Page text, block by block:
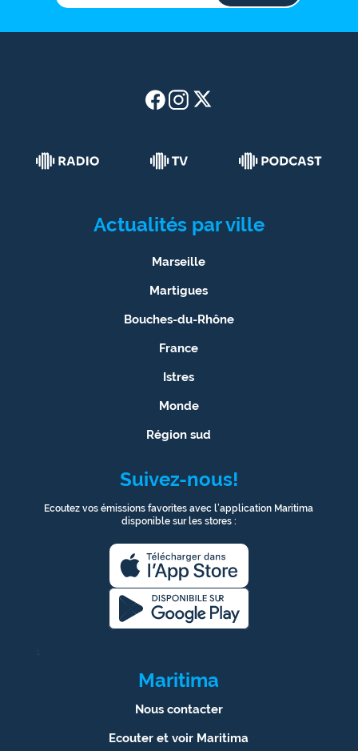
Actualités par ville
Marseille
Martigues
Bouches-du-Rhône
France
Istres
Monde
Région sud
Suivez-nous!
Ecoutez vos émissions favorites avec l’application Maritima
disponible sur les stores :
1
Maritima
Nous contacter
Ecouter et voir Maritima